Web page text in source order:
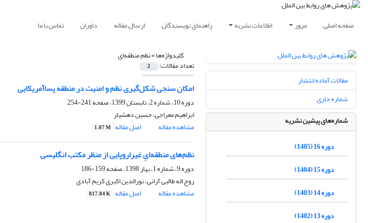
صفحه اصلی مرور اطلاعات نشریه راهنمای نویسندگان ارسال مقاله داوران تماس با ما
کلیدواژه‌ها =نظم منطقه‌ای
تعداد مقالات: 2
امکان سنجی شکل‌گیری نظم و امنیت در منطقه پساآمریکایی
دوره 10، شماره 2، تابستان 1399، صفحه
241-254
ابراهیم معراجی، حسین دهشیار
مشاهده مقاله
اصل مقاله 1.07 M
نظم‌های منطقه‌ایِ غیراروپایی از منظر مکتب انگلیسی ‏
دوره 9، شماره 1، بهار 1398، صفحه
159-186
روح اله طالبی آرانی، نورالدین اکبری کریم آبادی
مشاهده مقاله
اصل مقاله 817.84 K
مقالات آماده انتشار
شماره جاری
شماره‌های پیشین نشریه
دوره 16 (1405)
دوره 15 (1404)
دوره 14 (1403)
دوره 13 (1402)